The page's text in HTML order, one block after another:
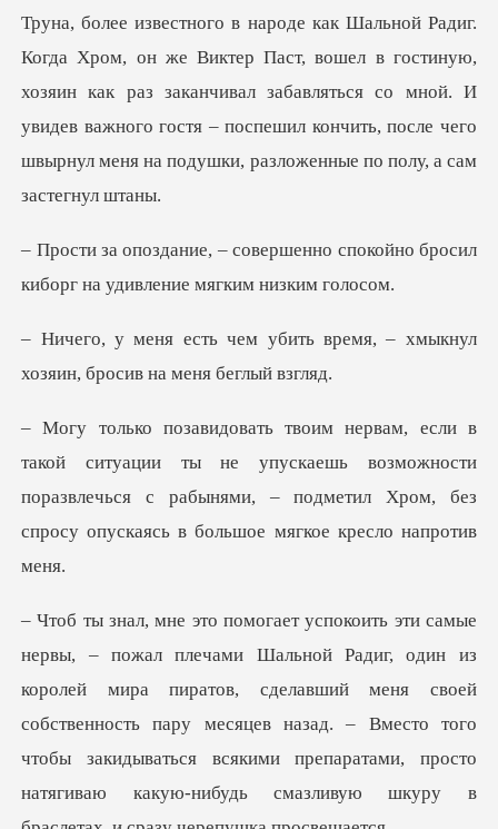
Труна, более известного в народе как Шальной Радиг.
Когда Хром, он же Виктер Паст, вошел в гостиную,
хозяин как раз
енно спокойно бросил
киборг на
ить время, – хмыкнул
хозяин,
ы не упускаешь возможности
поразвлечься с рабынями, – подметил Х
мира пиратов, сделавший меня своей
собственность пару месяцев назад. – Вместо того
чтобы закидываться вся